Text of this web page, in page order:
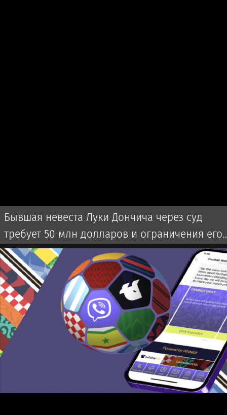
Бывшая невеста Луки Дончича через суд
требует 50 млн долларов и ограничения его
времени с детьми